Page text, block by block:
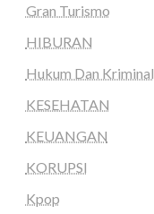
Gran Turismo
HIBURAN
Hukum Dan Kriminal
KESEHATAN
KEUANGAN
KORUPSI
Kpop